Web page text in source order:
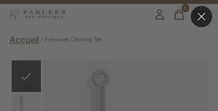
0items
Accueil / Eversweet Cleaning Set